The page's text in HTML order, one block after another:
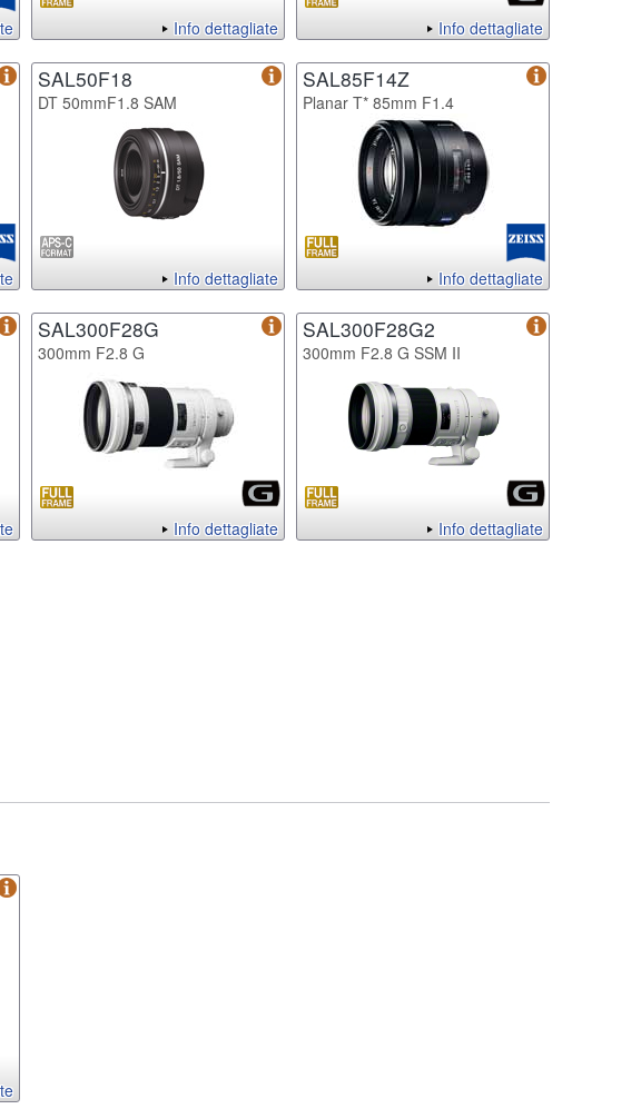
Info dettagliate Info dettagliate
SAL50F18
DT 50mmF1.8 SAM
Info dettagliate
SAL85F14Z
Planar T* 85mm F1.4
Info dettagliate
SAL300F28G
300mm F2.8 G
Info dettagliate
SAL300F28G2
300mm F2.8 G SSM II
Info dettagliate